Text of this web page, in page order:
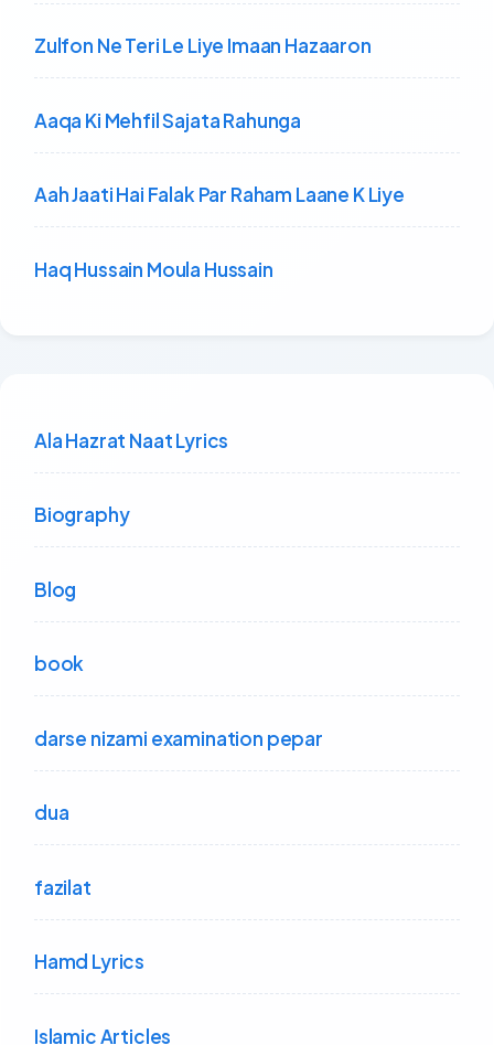
Zulfon Ne Teri Le Liye Imaan Hazaaron
Aaqa Ki Mehfil Sajata Rahunga
Aah Jaati Hai Falak Par Raham Laane K Liye
Haq Hussain Moula Hussain
Ala Hazrat Naat Lyrics
Biography
Blog
book
darse nizami examination pepar
dua
fazilat
Hamd Lyrics
Islamic Articles